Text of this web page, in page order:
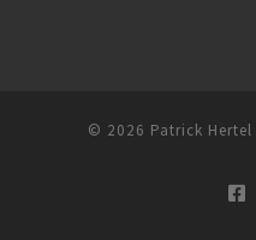
© 2026 Patrick Hertel